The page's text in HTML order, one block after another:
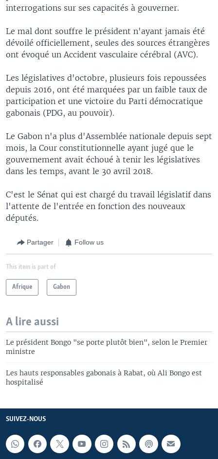
interrogations sur ses capacités à gouverner.
Le mal dont souffre le président n'ayant jamais été
dévoilé officiellement, seules des sources étrangères
ont évoqué un Accident vasculaire cérébral (AVC).
Les législatives d'octobre, plusieurs fois repoussées
depuis 2016, ont été marquées par un faible taux de
participation et une victoire du Parti démocratique
gabonais (PDG, au pouvoir).
Le Gabon n'a plus d'Assemblée nationale depuis sept
mois, la Cour constitutionnelle ayant jugé que le
gouvernement avait échoué à tenir les législatives
dans les temps, avant le 30 avril 2018.
C'est le Sénat qui est chargé du travail législatif dans
l'attente de l'entrée en fonction des nouveaux
députés.
Partager Follow us
This item is part of
Afrique Gabon
A lire aussi
Le président Bongo "se porte plutôt bien", selon le Premier
ministre
Les hauts responsables gabonais à Rabat, où Ali Bongo est
hospitalisé
SUIVEZ-NOUS